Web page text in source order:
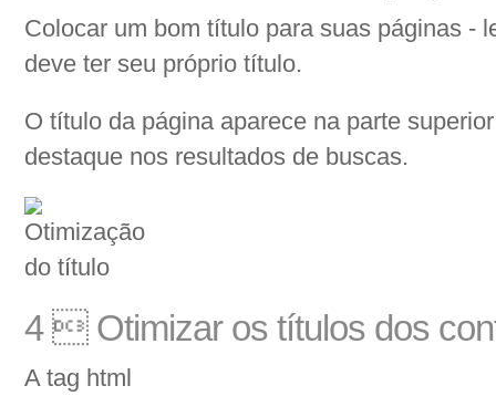
Colocar um bom título para suas páginas -
deve ter seu próprio título.
O título da página aparece na parte
destaque nos resultados de buscas.
4  Otimizar os títulos dos
A tag html